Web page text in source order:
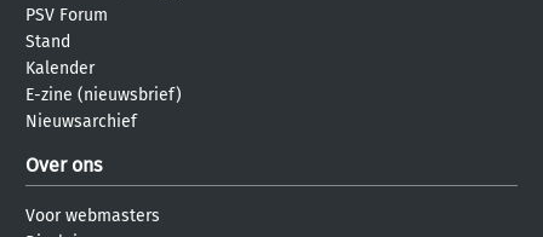
PSV Forum
Stand
Kalender
E-zine (nieuwsbrief)
Nieuwsarchief
Over ons
Voor webmasters